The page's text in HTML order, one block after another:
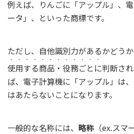
例えば、りんごに「アップル」、
ータ」、といった商標です。
ただし、自他識別力があるかどう
使用する商品・役務ごとに
・・・・・・・・・・・・
判断さ
ば、電子計算機に「アップル」は
はあたらないことになります。
一般的な名称には、 略称 （ex.ス